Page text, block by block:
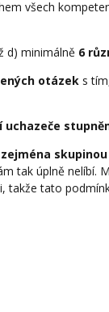
všech
d) minimálně 6
otázek s
skupinou
tak úplně nelíbí.
tato